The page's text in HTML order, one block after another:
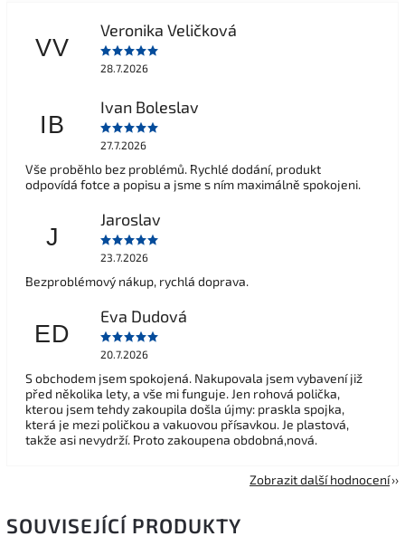
VV
Veronika Veličková
28.7.2026
IB
Ivan Boleslav
27.7.2026
Vše proběhlo bez problémů. Rychlé dodání, produkt
odpovídá fotce a popisu a jsme s ním maximálně spokojeni.
J
Jaroslav
23.7.2026
Bezproblémový nákup, rychlá doprava.
ED
Eva Dudová
20.7.2026
S obchodem jsem spokojená. Nakupovala jsem vybavení již
před několika lety, a vše mi funguje. Jen rohová polička,
kterou jsem tehdy zakoupila došla újmy: praskla spojka,
která je mezi poličkou a vakuovou přísavkou. Je plastová,
takže asi nevydrží. Proto zakoupena obdobná,nová.
Zobrazit další hodnocení
SOUVISEJÍCÍ PRODUKTY